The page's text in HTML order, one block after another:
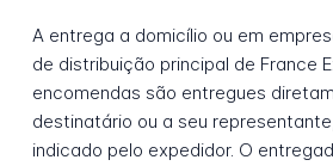
A entrega a domicílio ou em
de distribuição principal de France
encomendas são entregues
destinatário ou a seu
indicado pelo expedidor. O